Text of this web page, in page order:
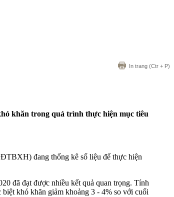
In trang (Ctr + P)
khăn trong quá trình thực hiện mục tiêu
đang thống kê số liệu để thực hiện
đã đạt được nhiều kết quả quan trọng. Tính
khó khăn giảm khoảng 3 - 4% so với cuối